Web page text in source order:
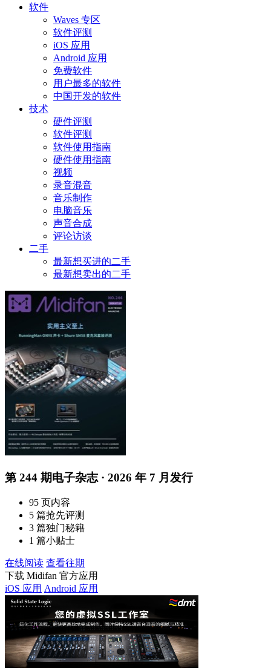
软件
Waves 专区
软件评测
iOS 应用
Android 应用
免费软件
用户最多的软件
中国开发的软件
技术
硬件评测
软件评测
软件使用指南
硬件使用指南
视频
录音混音
音乐制作
电脑音乐
声音合成
评论访谈
二手
最新想买进的二手
最新想卖出的二手
第 244 期电子杂志 · 2026 年 7 月发行
95 页内容
5 篇抢先评测
3 篇独门秘籍
1 篇小贴士
在线阅读 查看往期
下载 Midifan 官方应用
iOS 应用 Android 应用